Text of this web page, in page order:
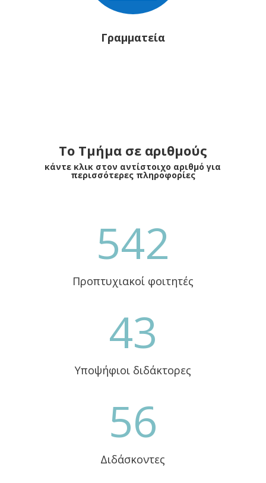
Γραμματεία
Το Τμήμα σε αριθμούς
κάντε κλικ στον αντίστοιχο αριθμό για
περισσότερες πληροφορίες
542
Προπτυχιακοί φοιτητές
43
Υποψήφιοι διδάκτορες
56
Διδάσκοντες